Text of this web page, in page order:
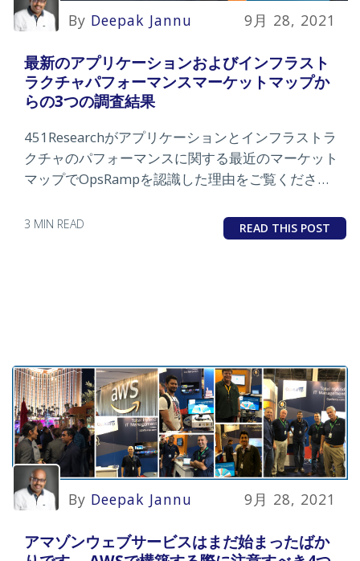
By Deepak Jannu 9月 28, 2021
最新のアプリケーションおよびインフラスト
ラクチャパフォーマンスマーケットマップか
らの3つの調査結果
451Researchがアプリケーションとインフラストラ
クチャのパフォーマンスに関する最近のマーケット
マップでOpsRampを認識した理由をご覧くださ
3 MIN READ READ THIS POST
By Deepak Jannu 9月 28, 2021
アマゾンウェブサービスはまだ始まったばか